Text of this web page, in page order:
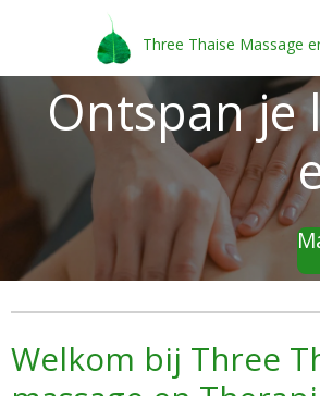
naar
hoofdinhoud
Three Thaise Massage
Ontspan je
Welkom bij Three